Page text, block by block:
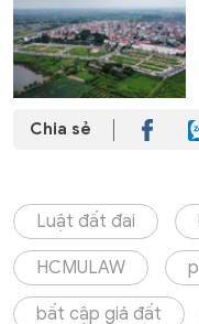
Chia sẻ
Luật đất đai
HCMULAW
bất cập giá đất